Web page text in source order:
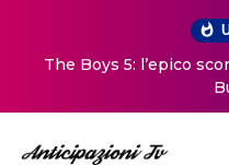
The Boys 5: l’epico